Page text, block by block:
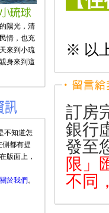
陽光，清
情，也充
來到小琉
身來到這
不知道怎
側都有提
版面上，
關於我們。
※ 以
訂房
銀行
發至
限」
不同